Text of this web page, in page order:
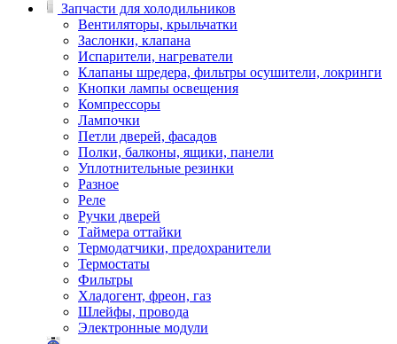
Запчасти для холодильников
Вентиляторы, крыльчатки
Заслонки, клапана
Испарители, нагреватели
Клапаны шредера, фильтры осушители, локринги
Кнопки лампы освещения
Компрессоры
Лампочки
Петли дверей, фасадов
Полки, балконы, ящики, панели
Уплотнительные резинки
Разное
Реле
Ручки дверей
Таймера оттайки
Термодатчики, предохранители
Термостаты
Фильтры
Хладогент, фреон, газ
Шлейфы, провода
Электронные модули